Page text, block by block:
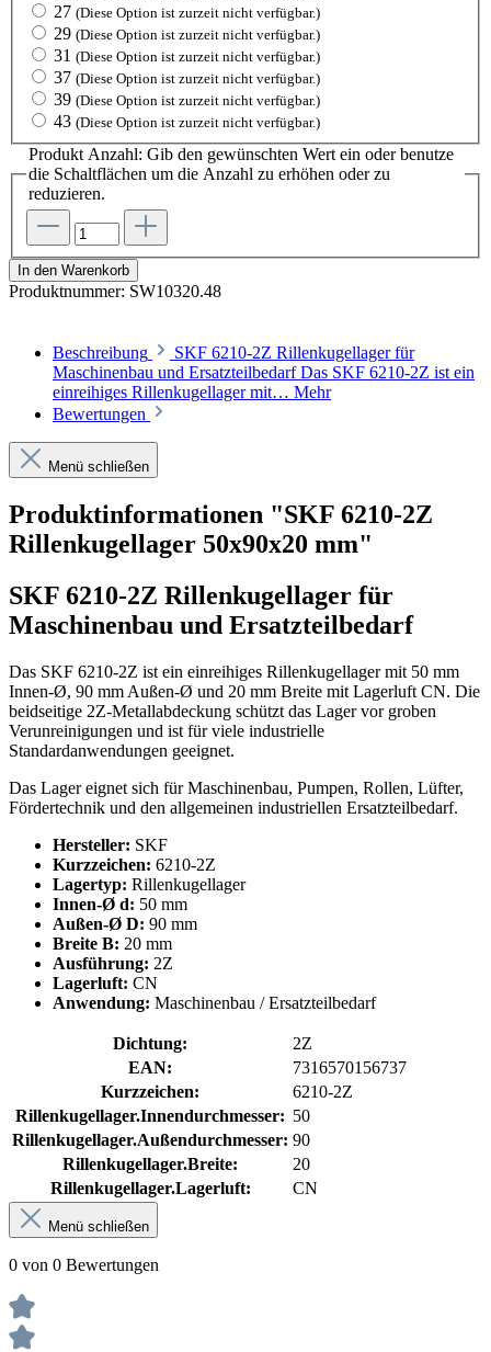
27 (Diese Option ist zurzeit nicht verfügbar.)
29 (Diese Option ist zurzeit nicht verfügbar.)
31 (Diese Option ist zurzeit nicht verfügbar.)
37 (Diese Option ist zurzeit nicht verfügbar.)
39 (Diese Option ist zurzeit nicht verfügbar.)
43 (Diese Option ist zurzeit nicht verfügbar.)
Produkt Anzahl: Gib den gewünschten Wert ein oder benutze
die Schaltflächen um die Anzahl zu erhöhen oder zu
reduzieren.
In den Warenkorb
Produktnummer: SW10320.48
Beschreibung
SKF 6210-2Z Rillenkugellager für
Maschinenbau und Ersatzteilbedarf Das SKF 6210-2Z ist ein
einreihiges Rillenkugellager mit… Mehr
Bewertungen
Menü schließen
Produktinformationen "SKF 6210-2Z
Rillenkugellager 50x90x20 mm"
SKF 6210-2Z Rillenkugellager für
Maschinenbau und Ersatzteilbedarf
Das SKF 6210-2Z ist ein einreihiges Rillenkugellager mit 50 mm
Innen-Ø, 90 mm Außen-Ø und 20 mm Breite mit Lagerluft CN. Die
beidseitige 2Z-Metallabdeckung schützt das Lager vor groben
Verunreinigungen und ist für viele industrielle
Standardanwendungen geeignet.
Das Lager eignet sich für Maschinenbau, Pumpen, Rollen, Lüfter,
Fördertechnik und den allgemeinen industriellen Ersatzteilbedarf.
Hersteller: SKF
Kurzzeichen: 6210-2Z
Lagertyp: Rillenkugellager
Innen-Ø d: 50 mm
Außen-Ø D: 90 mm
Breite B: 20 mm
Ausführung: 2Z
Lagerluft: CN
Anwendung: Maschinenbau / Ersatzteilbedarf
Dichtung:
2Z
EAN:
7316570156737
Kurzzeichen:
6210-2Z
Rillenkugellager.Innendurchmesser: 50
Rillenkugellager.Außendurchmesser: 90
Rillenkugellager.Breite:
20
Rillenkugellager.Lagerluft:
CN
Menü schließen
0 von 0 Bewertungen